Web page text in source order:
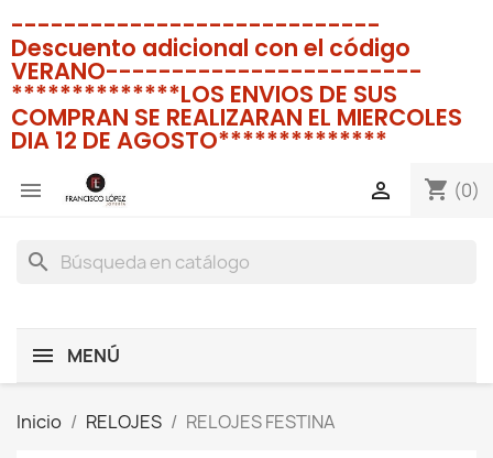
----------------------------
Descuento adicional con el código
VERANO------------------------
**************LOS ENVIOS DE SUS
COMPRAN SE REALIZARAN EL MIERCOLES
DIA 12 DE AGOSTO**************
 shopping_cart (0)

search
MENÚ
Inicio RELOJES RELOJES FESTINA